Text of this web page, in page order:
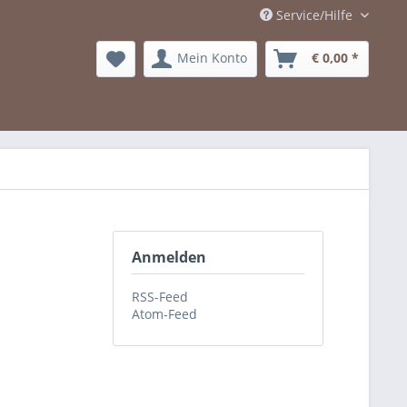
Service/Hilfe
Mein Konto € 0,00 *
Anmelden
RSS-Feed
Atom-Feed